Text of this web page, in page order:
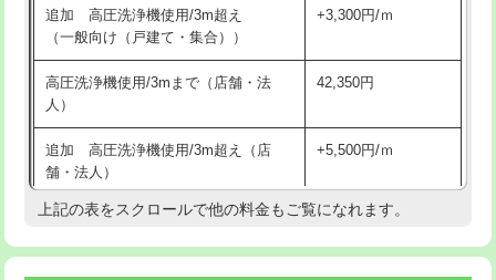
マス交換（深さ50㎝以上） 66,000円
コンクリート斫り（厚さ10㎝まで） 27,500円
コンクリート斫り（厚さ10㎝超え）
モルタル補修（厚さ10㎝まで）
モルタル補修（厚さ10㎝超え） 38,500円
洗面台設置 38,500円
持込商品取付（混合水栓） 16,500円
給水管工事※（ホール加工)
給水管工事※（バンド止め) 3,300円
給水管工事※（支持金具設置) 5,500円
給水管工事※（保温材使用（バンド止
め込み）)
5,500円
追加 高圧洗浄機使用/3m超え
（一般向け（戸建て・集合））
+3,300円/ｍ
高圧洗浄機使用/3mまで（店舗・法
人）
42,350円
追加 高圧洗浄機使用/3m超え（店
舗・法人）
+5,500円/ｍ
高度高圧洗浄換 現地調査
上記の表をスクロールで他の料金もご覧になれます。